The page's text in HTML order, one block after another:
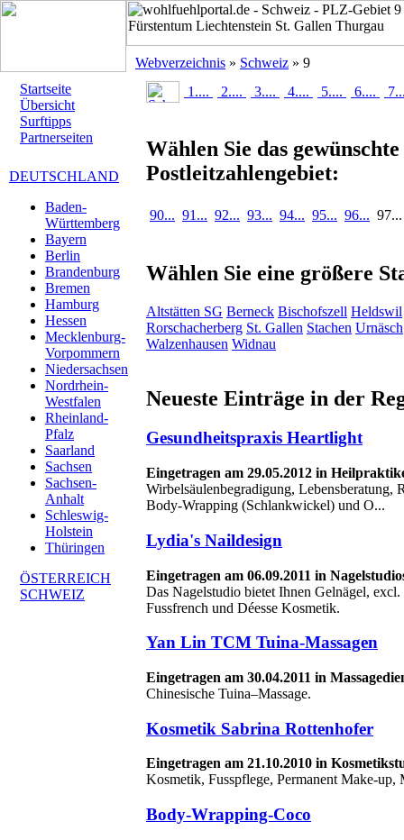
Webverzeichnis » Schweiz » 9
Startseite
Übersicht
Surftipps
Partnerseiten
DEUTSCHLAND
Baden-
Württemberg
Bayern
Berlin
Brandenburg
Bremen
Hamburg
Hessen
Mecklenburg-
Vorpommern
Niedersachsen
Nordrhein-
Westfalen
Rheinland-
Pfalz
Saarland
Sachsen
Sachsen-
Anhalt
Schleswig-
Holstein
Thüringen
ÖSTERREICH
SCHWEIZ
1.... 2.... 3.... 4.... 5.... 6....
Wählen Sie das gewünschte
Postleitzahlengebiet:
90... 91... 92... 93... 94... 95... 96... 97...
Wählen Sie eine größere
Altstätten SG Berneck Bischofszell Heldswil
Rorschacherberg St. Gallen Stachen Urnäsch
Walzenhausen Widnau
Neueste Einträge in der
Gesundheitspraxis Heartlight
Eingetragen am 29.05.2012 in
Wirbelsäulenbegradigung, Lebensberatung,
Body-Wrapping (Schlankwickel) und O...
Lydia's Naildesign
Eingetragen am 06.09.2011 in
Das Nagelstudio bietet Ihnen Gelnägel,
Fussfrench und Déesse Kosmetik.
Yan Lin TCM Tuina-Massagen
Eingetragen am 30.04.2011 in
Chinesische Tuina–Massage.
Kosmetik Sabrina Rottenhofer
Eingetragen am 21.10.2010 in
Kosmetik, Fusspflege, Permanent Make-up,
Body-Wrapping-Coco